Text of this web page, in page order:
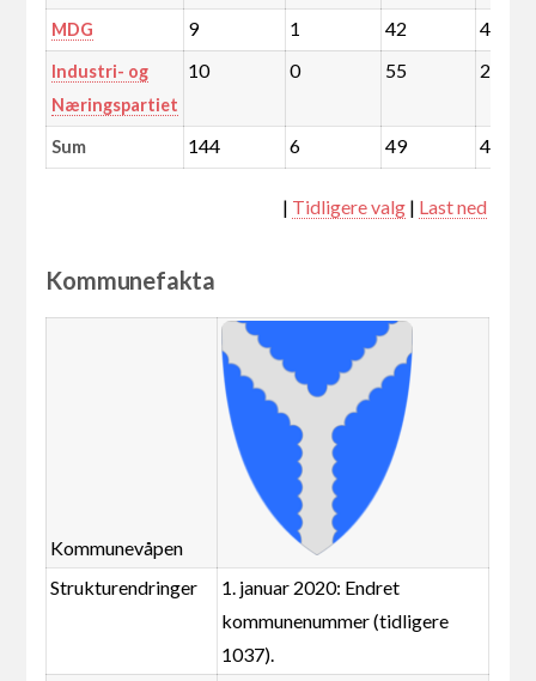
MDG 9 1 42 44
Industri- og
Næringspartiet
10 0 55 20
Sum 144 6 49 42
| Tidligere valg | Last ned
Kommunefakta
Kommunevåpen
Strukturendringer
1. januar 2020: Endret
kommunenummer (tidligere
1037).